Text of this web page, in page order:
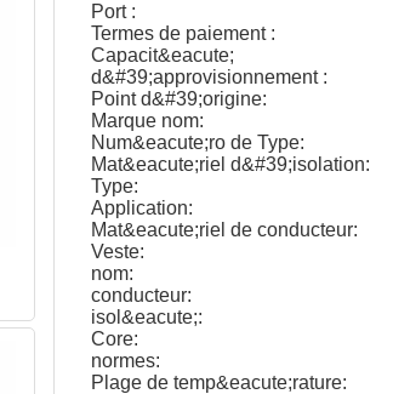
Port :
Termes de paiement :
Capacit&eacute;
d&#39;approvisionnement :
Point d&#39;origine:
Marque nom:
Num&eacute;ro de Type:
Mat&eacute;riel d&#39;isolation:
Type:
Application:
Mat&eacute;riel de conducteur:
Veste:
nom:
conducteur:
isol&eacute;:
Core:
normes:
Plage de temp&eacute;rature: